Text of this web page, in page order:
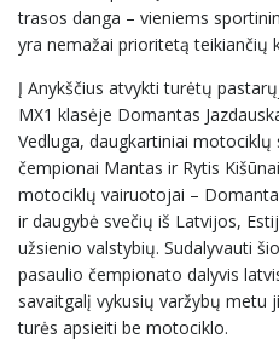
trasos danga – vieniems
yra nemažai prioritetą teikiančių
Į Anykščius atvykti turėtų
MX1 klasėje Domantas
Vedluga, daugkartiniai
čempionai Mantas ir Rytis
motociklų vairuotojai –
ir daugybė svečių iš Latvijos,
užsienio valstybių. Sudalyvauti
pasaulio čempionato dalyvis
savaitgalį vykusių varžybų metu
turės apsieiti be motociklo.